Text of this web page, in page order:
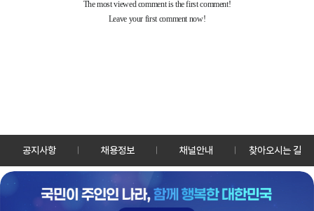
공지사항 채용정보 채널안내 찾아오시는 길
30128 세종특별자치시 정부2청사로 13 한국정책방송원 KTV
TEL: 044-204-8000
Copyrightⓒ KTV 국민방송 All Rights Reserved.